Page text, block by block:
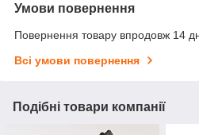
Умови повернення
Повернення товару впродовж 14
Всі умови повернення
Подібні товари компанії